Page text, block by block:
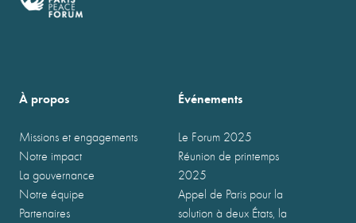
À propos
Missions et engagements
Notre impact
La gouvernance
Notre équipe
Partenaires
Événements
Le Forum 2025
Réunion de printemps
2025
Appel de Paris pour la
solution à deux États, la